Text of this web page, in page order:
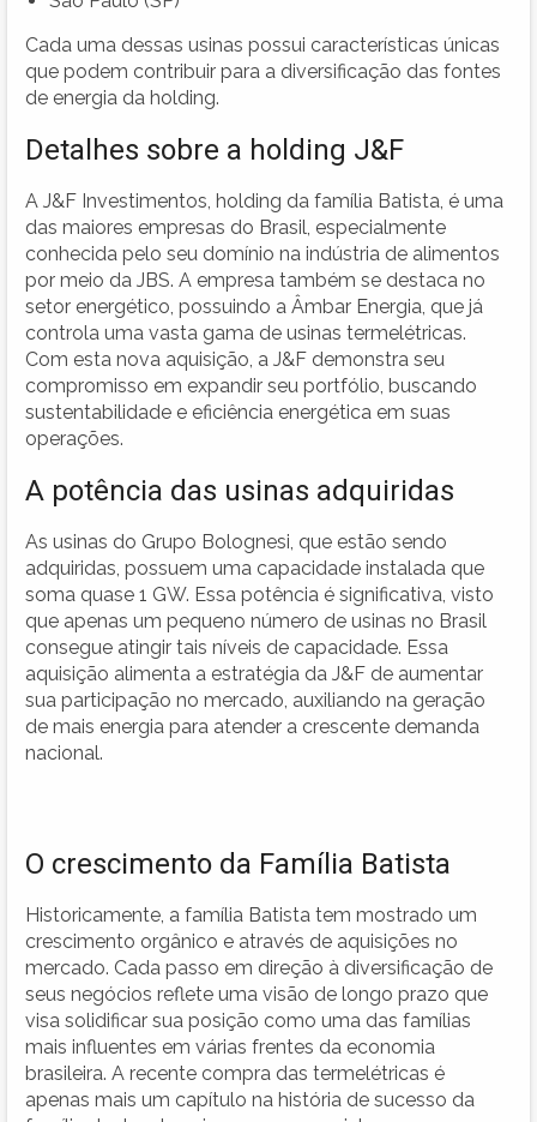
Cada uma dessas usinas possui características únicas
que podem contribuir para a diversificação das fontes
de energia da holding.
Detalhes sobre a holding J&F
A J&F Investimentos, holding da família Batista, é uma
das maiores empresas do Brasil, especialmente
conhecida pelo seu domínio na indústria de alimentos
por meio da JBS. A empresa também se destaca no
setor energético, possuindo a Âmbar Energia, que já
controla uma vasta gama de usinas termelétricas.
Com esta nova aquisição, a J&F demonstra seu
compromisso em expandir seu portfólio, buscando
sustentabilidade e eficiência energética em suas
operações.
A potência das usinas adquiridas
As usinas do Grupo Bolognesi, que estão sendo
adquiridas, possuem uma capacidade instalada que
soma quase 1 GW. Essa potência é significativa, visto
que apenas um pequeno número de usinas no Brasil
consegue atingir tais níveis de capacidade. Essa
aquisição alimenta a estratégia da J&F de aumentar
sua participação no mercado, auxiliando na geração
de mais energia para atender a crescente demanda
nacional.
O crescimento da Família Batista
Historicamente, a família Batista tem mostrado um
crescimento orgânico e através de aquisições no
mercado. Cada passo em direção à diversificação de
seus negócios reflete uma visão de longo prazo que
visa solidificar sua posição como uma das famílias
mais influentes em várias frentes da economia
brasileira. A recente compra das termelétricas é
apenas mais um capítulo na história de sucesso da